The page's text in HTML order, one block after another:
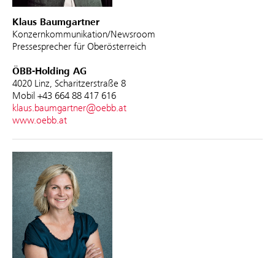
Klaus Baumgartner
Konzernkommunikation/Newsroom
Pressesprecher für Oberösterreich
ÖBB-Holding AG
4020 Linz, Scharitzerstraße 8
Mobil +43 664 88 417 616
klaus.baumgartner@oebb.at
www.oebb.at